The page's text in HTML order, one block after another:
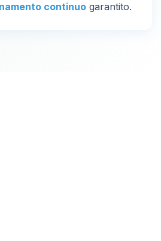
continuo garantito.